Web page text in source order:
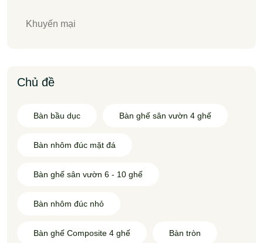
Khuyến mại
Chủ đề
Bàn bầu dục Bàn ghế sân vườn 4 ghế
Bàn nhôm đúc mặt đá
Bàn ghế sân vườn 6 - 10 ghế
Bàn nhôm đúc nhỏ
Bàn ghế Composite 4 ghế Bàn tròn